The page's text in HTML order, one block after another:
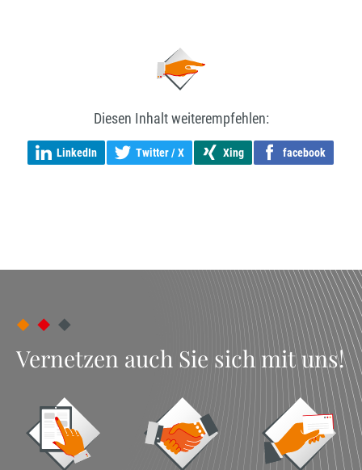
Diesen Inhalt weiterempfehlen:
LinkedIn Twitter / X Xing facebook
Vernetzen auch Sie sich mit uns!